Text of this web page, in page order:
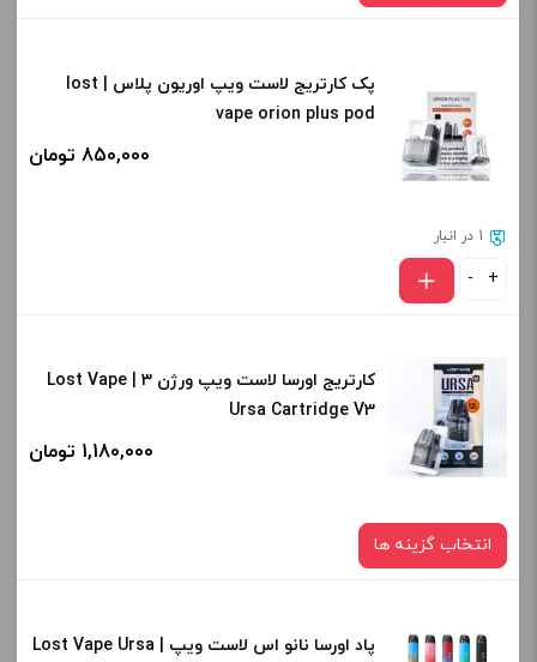
افزودن به سبد خرید
نوع کویل :
0.25 اهم
از کادر بالا انتخاب کنید.
افزودن به سبد خرید
کپی
پک کارتریج لاست ویپ اوریون پلاس | lost
vape orion plus pod
850,000 تومان
1 در انبار
- +
کارتریج اورسا لاست ویپ ورژن 3 | Lost Vape
Ursa Cartridge V3
1,180,000 تومان
انتخاب گزینه ها
نوع کویل :
پاد اورسا نانو اس لاست ویپ | Lost Vape Ursa